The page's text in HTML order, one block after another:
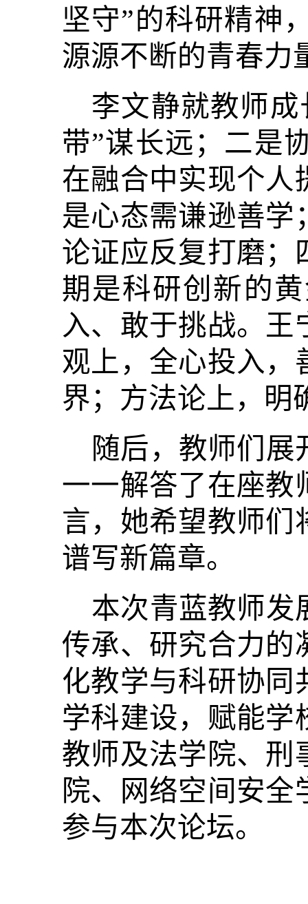
坚守”的科研精神
源源不断的青春力
李文静就教师
带”谋长远；二是
在融合中实现个人
是心态需谦逊善学
论证应反复打磨；
期是科研创新的
入、敢于挑战。王
观上，全心投入，
界；方法论上，明
随后，教师们
一一解答了在座教
言，她希望教师们
谱写新篇章。
本次青蓝教师发
传承、研究合力的
化教学与科研协同
学科建设，赋能学
教师及法学院、刑
院、网络空间安
参与本次论坛。